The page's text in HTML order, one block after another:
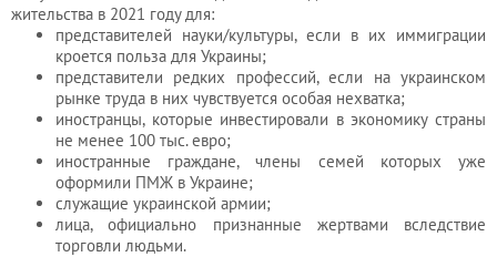
жительства в 2021 году для:
представителей науки/культуры, если в их иммиграции
кроется польза для Украины;
представители редких профессий, если на украинском
рынке труда в них чувствуется особая нехватка;
иностранцы, которые инвестировали в экономику страны
не менее 100 тыс. евро;
иностранные граждане, члены семей которых уже
оформили ПМЖ в Украине;
служащие украинской армии;
лица, официально признанные жертвами вследствие
торговли людьми.